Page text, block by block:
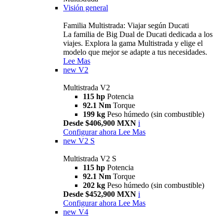
Visión general
Familia Multistrada: Viajar según Ducati
La familia de Big Dual de Ducati dedicada a los
viajes. Explora la gama Multistrada y elige el
modelo que mejor se adapte a tus necesidades.
Lee Mas
new V2
Multistrada V2
115 hp Potencia
92.1 Nm Torque
199 kg Peso húmedo (sin combustible)
Desde $406,900 MXN i
Configurar ahora Lee Mas
new V2 S
Multistrada V2 S
115 hp Potencia
92.1 Nm Torque
202 kg Peso húmedo (sin combustible)
Desde $452,900 MXN i
Configurar ahora Lee Mas
new V4